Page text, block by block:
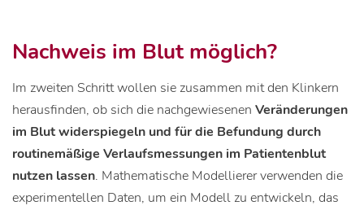
Nachweis im Blut möglich?
Im zweiten Schritt wollen sie zusammen mit den Klinkern
herausfinden, ob sich die nachgewiesenen Veränderungen
im Blut widerspiegeln und für die Befundung durch
routinemäßige Verlaufsmessungen im Patientenblut
nutzen lassen. Mathematische Modellierer verwenden die
experimentellen Daten, um ein Modell zu entwickeln, das